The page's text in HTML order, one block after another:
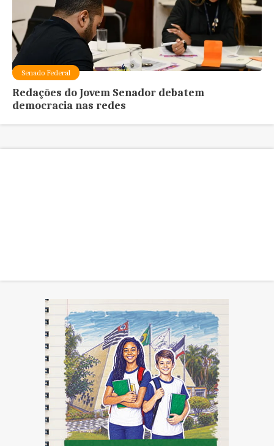
Senado Federal
Redações do Jovem Senador debatem
democracia nas redes